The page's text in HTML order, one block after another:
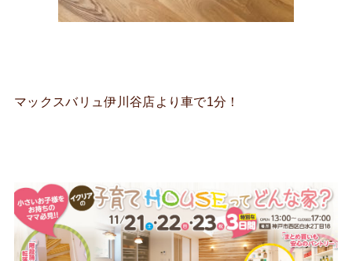
マックスバリュ伊川谷店より車で1分！